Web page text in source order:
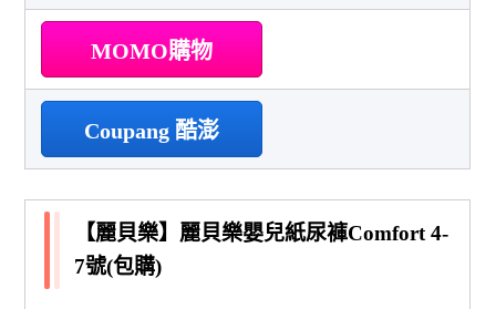
MOMO購物
Coupang 酷澎
【麗貝樂】麗貝樂嬰兒紙尿褲Comfort 4-
7號(包購)